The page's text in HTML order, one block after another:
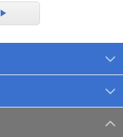
▶